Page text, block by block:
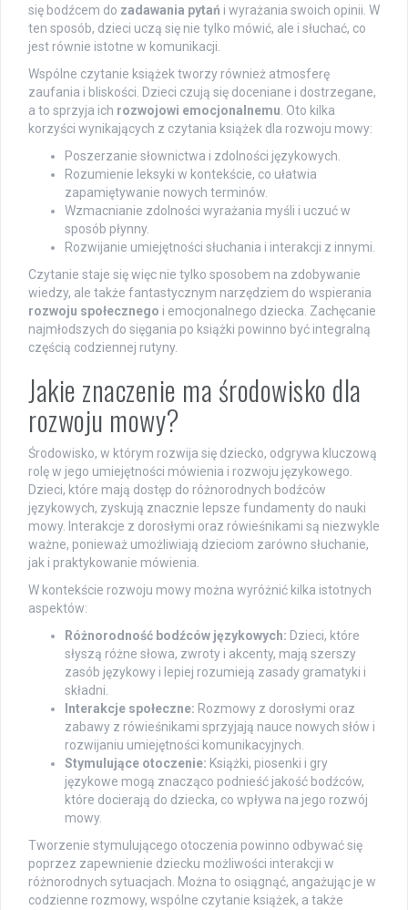
się bodźcem do zadawania pytań i wyrażania swoich opinii. W
ten sposób, dzieci uczą się nie tylko mówić, ale i słuchać, co
jest równie istotne w komunikacji.
Wspólne czytanie książek tworzy również atmosferę
zaufania i bliskości. Dzieci czują się doceniane i dostrzegane,
a to sprzyja ich rozwojowi emocjonalnemu. Oto kilka
korzyści wynikających z czytania książek dla rozwoju mowy:
Poszerzanie słownictwa i zdolności językowych.
Rozumienie leksyki w kontekście, co ułatwia
zapamiętywanie nowych terminów.
Wzmacnianie zdolności wyrażania myśli i uczuć w
sposób płynny.
Rozwijanie umiejętności słuchania i interakcji z innymi.
Czytanie staje się więc nie tylko sposobem na zdobywanie
wiedzy, ale także fantastycznym narzędziem do wspierania
rozwoju społecznego i emocjonalnego dziecka. Zachęcanie
najmłodszych do sięgania po książki powinno być integralną
częścią codziennej rutyny.
Jakie znaczenie ma środowisko dla
rozwoju mowy?
Środowisko, w którym rozwija się dziecko, odgrywa kluczową
rolę w jego umiejętności mówienia i rozwoju językowego.
Dzieci, które mają dostęp do różnorodnych bodźców
językowych, zyskują znacznie lepsze fundamenty do nauki
mowy. Interakcje z dorosłymi oraz rówieśnikami są niezwykle
ważne, ponieważ umożliwiają dzieciom zarówno słuchanie,
jak i praktykowanie mówienia.
W kontekście rozwoju mowy można wyróżnić kilka istotnych
aspektów:
Różnorodność bodźców językowych: Dzieci, które
słyszą różne słowa, zwroty i akcenty, mają szerszy
zasób językowy i lepiej rozumieją zasady gramatyki i
składni.
Interakcje społeczne: Rozmowy z dorosłymi oraz
zabawy z rówieśnikami sprzyjają nauce nowych słów i
rozwijaniu umiejętności komunikacyjnych.
Stymulujące otoczenie: Książki, piosenki i gry
językowe mogą znacząco podnieść jakość bodźców,
które docierają do dziecka, co wpływa na jego rozwój
mowy.
Tworzenie stymulującego otoczenia powinno odbywać się
poprzez zapewnienie dziecku możliwości interakcji w
różnorodnych sytuacjach. Można to osiągnąć, angażując je w
codzienne rozmowy, wspólne czytanie książek, a także